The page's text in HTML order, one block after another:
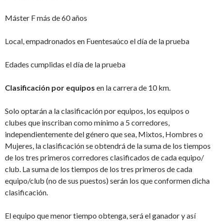
Máster F más de 60 años
Local, empadronados en Fuentesaúco el día de la prueba
Edades cumplidas el día de la prueba
Clasificación por equipos en la carrera de 10 km.
Solo optarán a la clasificación por equipos, los equipos o
clubes que inscriban como mínimo a 5 corredores,
independientemente del género que sea, Mixtos, Hombres o
Mujeres, la clasificación se obtendrá de la suma de los tiempos
de los tres primeros corredores clasificados de cada equipo/
club. La suma de los tiempos de los tres primeros de cada
equipo/club (no de sus puestos) serán los que conformen dicha
clasificación.
El equipo que menor tiempo obtenga, será el ganador y así